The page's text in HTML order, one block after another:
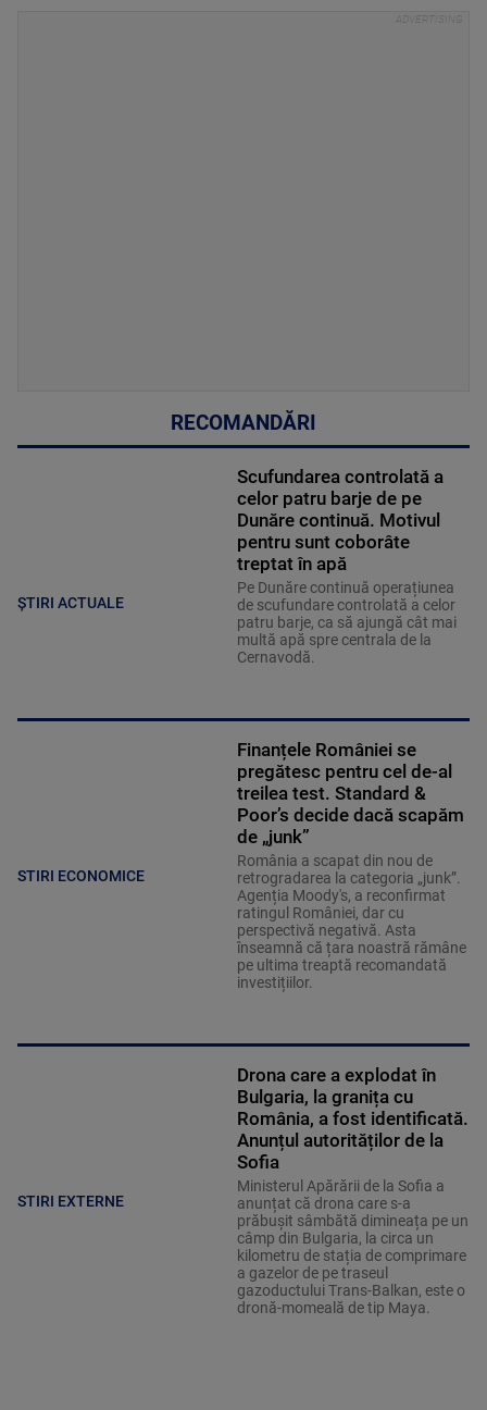
RECOMANDĂRI
ȘTIRI ACTUALE
Scufundarea controlată a
celor patru barje de pe
Dunăre continuă. Motivul
pentru sunt coborâte
treptat în apă
Pe Dunăre continuă operațiunea
de scufundare controlată a celor
patru barje, ca să ajungă cât mai
multă apă spre centrala de la
Cernavodă.
STIRI ECONOMICE
Finanțele României se
pregătesc pentru cel de-al
treilea test. Standard &
Poor’s decide dacă scapăm
de „junk”
România a scapat din nou de
retrogradarea la categoria „junk”.
Agenția Moody's, a reconfirmat
ratingul României, dar cu
perspectivă negativă. Asta
înseamnă că țara noastră rămâne
pe ultima treaptă recomandată
investițiilor.
STIRI EXTERNE
Drona care a explodat în
Bulgaria, la granița cu
România, a fost identificată.
Anunțul autorităților de la
Sofia
Ministerul Apărării de la Sofia a
anunțat că drona care s-a
prăbușit sâmbătă dimineața pe un
câmp din Bulgaria, la circa un
kilometru de stația de comprimare
a gazelor de pe traseul
gazoductului Trans-Balkan, este o
dronă-momeală de tip Maya.